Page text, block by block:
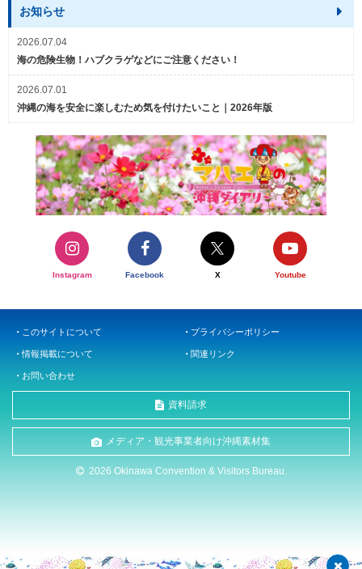
お知らせ
2026.07.04
海の危険生物！ハブクラゲなどにご注意ください！
2026.07.01
沖縄の海を安全に楽しむため気を付けたいこと｜2026年版
Instagram Facebook X Youtube
このサイトについて プライバシーポリシー
情報掲載について 関連リンク
お問い合わせ
資料請求
メディア・観光事業者向け沖縄素材集
2026 Okinawa Convention & Visitors Bureau.